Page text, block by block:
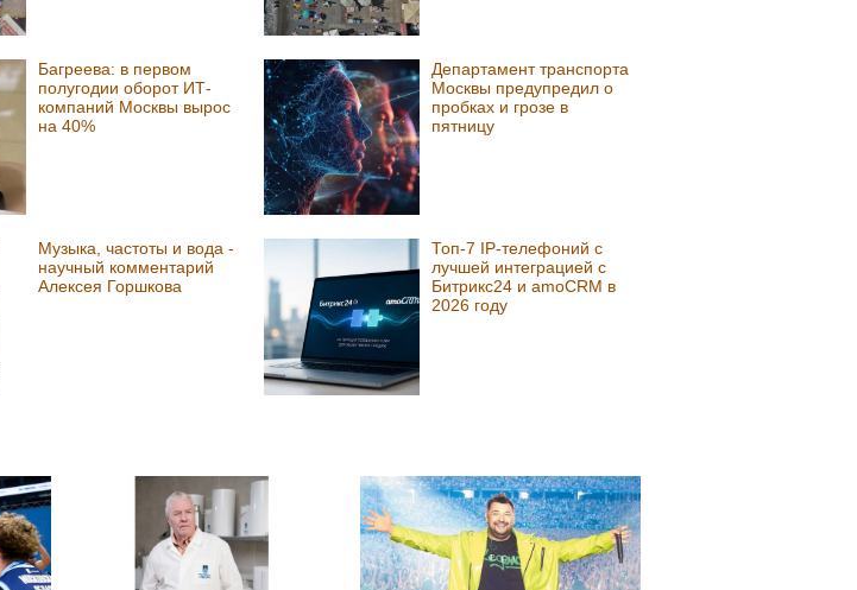
Багреева: в первом
полугодии оборот ИТ-
компаний Москвы вырос
на 40%
Департамент транспорта
Москвы предупредил о
пробках и грозе в
пятницу
Музыка, частоты и вода -
научный комментарий
Алексея Горшкова
Топ-7 IP-телефоний с
лучшей интеграцией с
Битрикс24 и amoCRM в
2026 году